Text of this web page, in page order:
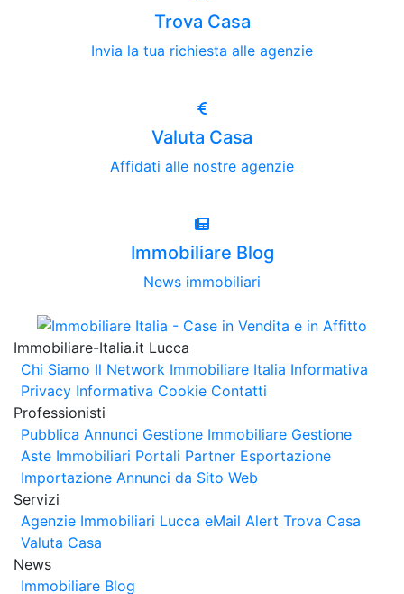
Trova Casa
Invia la tua richiesta alle agenzie
Valuta Casa
Affidati alle nostre agenzie
Immobiliare Blog
News immobiliari
Immobiliare-Italia.it Lucca
Chi Siamo Il Network Immobiliare Italia Informativa
Privacy Informativa Cookie Contatti
Professionisti
Pubblica Annunci Gestione Immobiliare Gestione
Aste Immobiliari Portali Partner Esportazione
Importazione Annunci da Sito Web
Servizi
Agenzie Immobiliari Lucca eMail Alert Trova Casa
Valuta Casa
News
Immobiliare Blog